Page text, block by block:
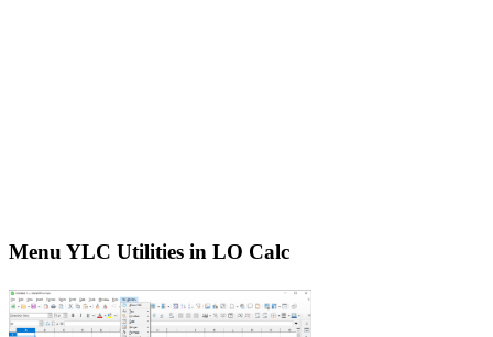
Menu YLC Utilities in LO Calc